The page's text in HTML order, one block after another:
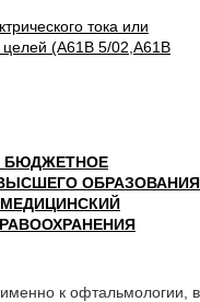
тока или
целей (A61B 5/02,A61B
БЮДЖЕТНОЕ
ОБРАЗОВАНИЯ
к офтальмологии, в